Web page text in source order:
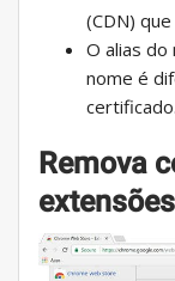
(CDN)
O alias do
nome é
certificado.
Remova